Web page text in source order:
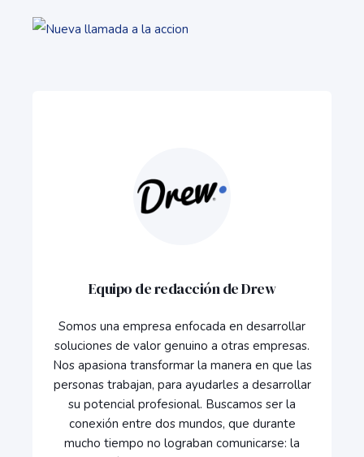
Equipo de redacción de Drew
Somos una empresa enfocada en desarrollar
soluciones de valor genuino a otras empresas.
Nos apasiona transformar la manera en que las
personas trabajan, para ayudarles a desarrollar
su potencial profesional. Buscamos ser la
conexión entre dos mundos, que durante
mucho tiempo no lograban comunicarse: la